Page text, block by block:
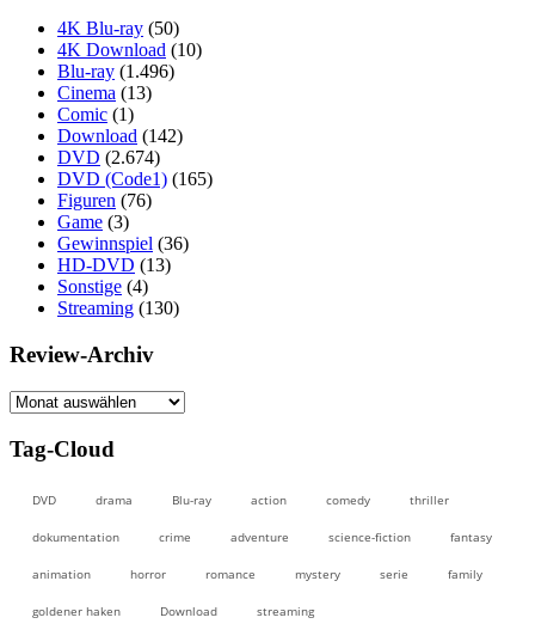
4K Blu-ray (50)
4K Download (10)
Blu-ray (1.496)
Cinema (13)
Comic (1)
Download (142)
DVD (2.674)
DVD (Code1) (165)
Figuren (76)
Game (3)
Gewinnspiel (36)
HD-DVD (13)
Sonstige (4)
Streaming (130)
Review-Archiv
Review-
Tag-Cloud
DVD drama Blu-ray action comedy thriller
dokumentation crime adventure science-fiction fantasy
animation horror romance mystery serie family
goldener haken Download streaming